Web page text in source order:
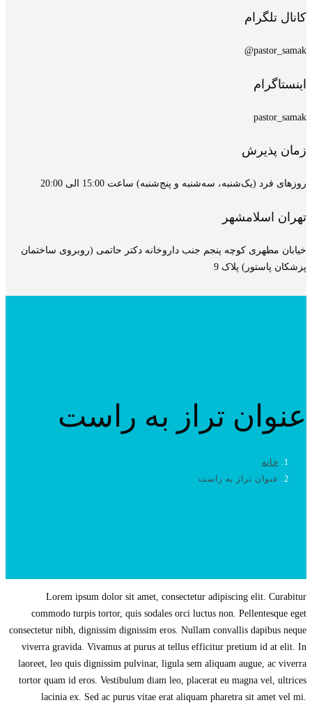
کانال تلگرام
pastor_samak@
اینستاگرام
pastor_samak
زمان پذیرش
روزهای فرد (یک‌شنبه، سه‌شنبه و پنج‌شنبه) ساعت 15:00 الی 20:00
تهران اسلامشهر
خیابان مطهری کوچه پنجم جنب داروخانه دکتر حاتمی (روبروی ساختمان
پزشکان پاستور) پلاک 9
عنوان تراز به راست
خانه
عنوان تراز به راست
Lorem ipsum dolor sit amet, consectetur adipiscing elit. Curabitur
commodo turpis tortor, quis sodales orci luctus non. Pellentesque eget
consectetur nibh, dignissim dignissim eros. Nullam convallis dapibus neque
viverra gravida. Vivamus at purus at tellus efficitur pretium id at elit. In
laoreet, leo quis dignissim pulvinar, ligula sem aliquam augue, ac viverra
tortor quam id eros. Vestibulum diam leo, placerat eu magna vel, ultrices
lacinia ex. Sed ac purus vitae erat aliquam pharetra sit amet vel mi.